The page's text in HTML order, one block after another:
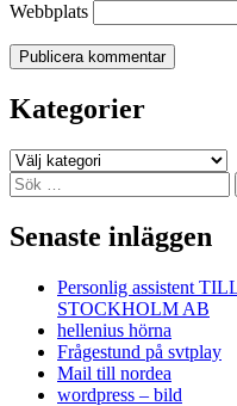
Webbplats
Kategorier
Kategorier
Sök
efter:
Senaste inläggen
Personlig assistent
STOCKHOLM AB
hellenius hörna
Frågestund på svtplay
Mail till nordea
wordpress – bild